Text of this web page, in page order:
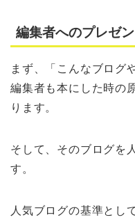
編集者へのプレゼ
まず、「こんなブログ
編集者も本にした時の
ります。
そして、そのブログを
す。
人気ブログの基準とし